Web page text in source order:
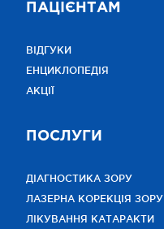
ПАЦІЄНТАМ
ВІДГУКИ
ЕНЦИКЛОПЕДІЯ
АКЦІЇ
ПОСЛУГИ
ДІАГНОСТИКА ЗОРУ
ЛАЗЕРНА КОРЕКЦІЯ ЗОРУ
ЛІКУВАННЯ КАТАРАКТИ